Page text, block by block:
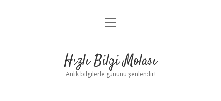
Anasayfa
Yasal Uyarı
menüyü
Hızlı Bilgi Molası
Anlık bilgilerle gününü şenlendir!